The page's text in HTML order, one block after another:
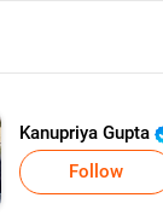
Kanupriya Gupta
Follow